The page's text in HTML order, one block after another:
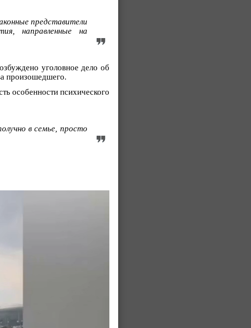
представители
направленные на
уголовное дело об
произошедшего.
особенности психического
в семье, просто